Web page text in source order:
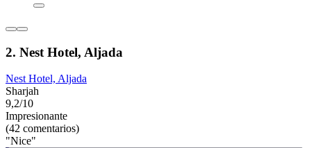
2. Nest Hotel, Aljada
Nest Hotel, Aljada
Sharjah
9,2/10
Impresionante
(42 comentarios)
"Nice"